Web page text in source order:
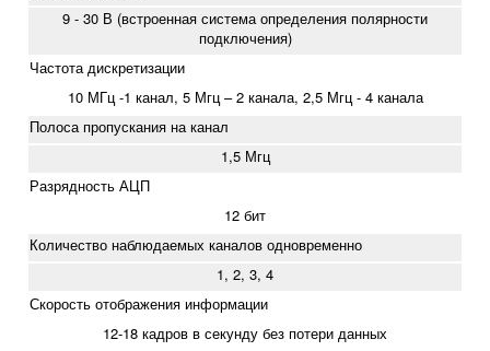
9 - 30 В (встроенная система определения полярности
подключения)
Частота дискретизации
10 МГц -1 канал, 5 Мгц – 2 канала, 2,5 Мгц - 4 канала
Полоса пропускания на канал
1,5 Мгц
Разрядность АЦП
12 бит
Количество наблюдаемых каналов одновременно
1, 2, 3, 4
Скорость отображения информации
12-18 кадров в секунду без потери данных